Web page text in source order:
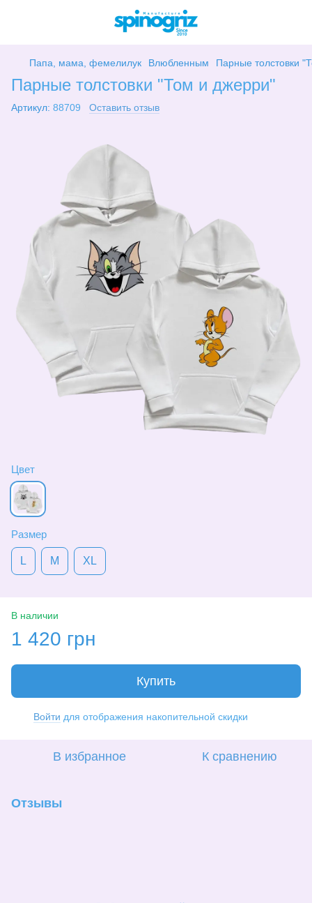
Папа, мама, фемелилук Влюбленным Парные толстовки
Парные толстовки "Том и джерри"
Артикул: 88709 Оставить отзыв
Цвет
Размер
L M XL
В наличии
1 420 грн
Купить
Войти для отображения накопительной скидки
В избранное К сравнению
Отзывы